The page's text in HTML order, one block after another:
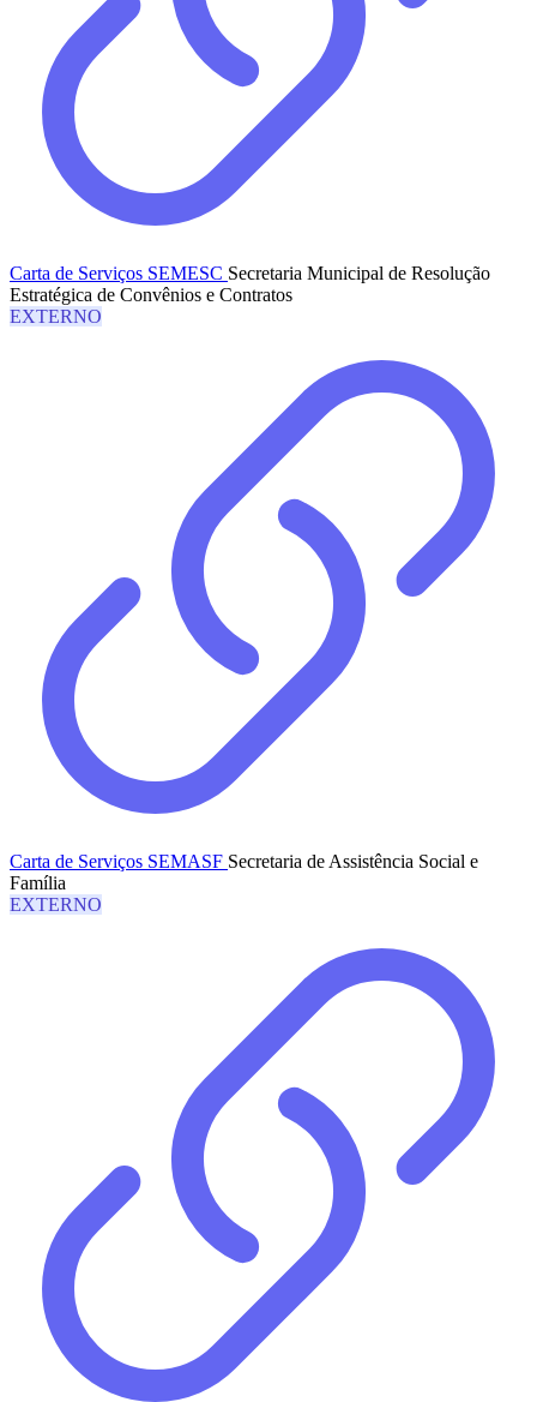
Carta de Serviços SEMESC Secretaria Municipal de Resolução
Estratégica de Convênios e Contratos
EXTERNO
Carta de Serviços SEMASF Secretaria de Assistência Social e
Família
EXTERNO